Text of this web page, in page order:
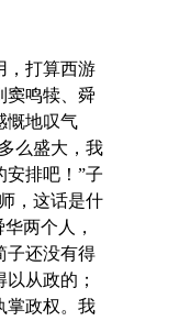
打算西游
窦鸣犊、舜
慨地叹气
么盛大，我
安排吧！”子
，这话是什
两个人，
子还没有得
从政的；
掌政权。我